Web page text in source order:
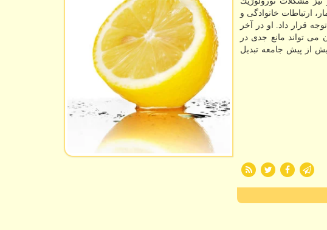
ارتباطات خانوادگی و
قرار داد. او در آخر
می تواند مانع جدی در
از پیش جامعه تبدیل